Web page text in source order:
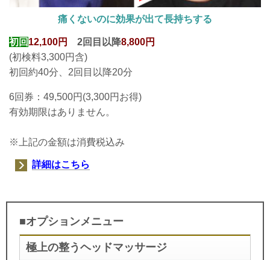
痛くないのに効果が出て長持ちする
初回 12,100円 2回目以降8,800円
(初検料3,300円含)
初回約40分、2回目以降20分
6回券：49,500円(3,300円お得)
有効期限はありません。
※上記の金額は消費税込み
詳細はこちら
■オプションメニュー
極上の整うヘッドマッサージ